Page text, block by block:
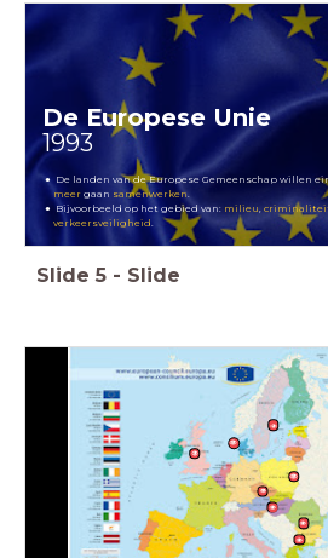
De Europese Unie
1993
De landen van de Europese Gemeenschap willen
meergaan samenwerken
Bijvoorbeeld op het gebied van: milieu ,
verkeersveiligheid
Slide 5 - Slide